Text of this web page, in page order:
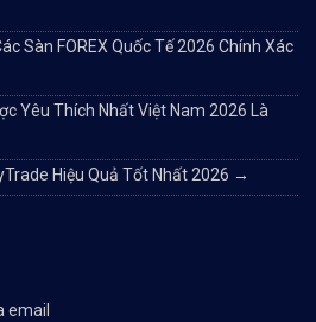
Sàn FOREX Quốc Tế 2026 Chính Xác
Yêu Thích Nhất Việt Nam 2026 Là
Hiệu Quả Tốt Nhất 2026 →
email